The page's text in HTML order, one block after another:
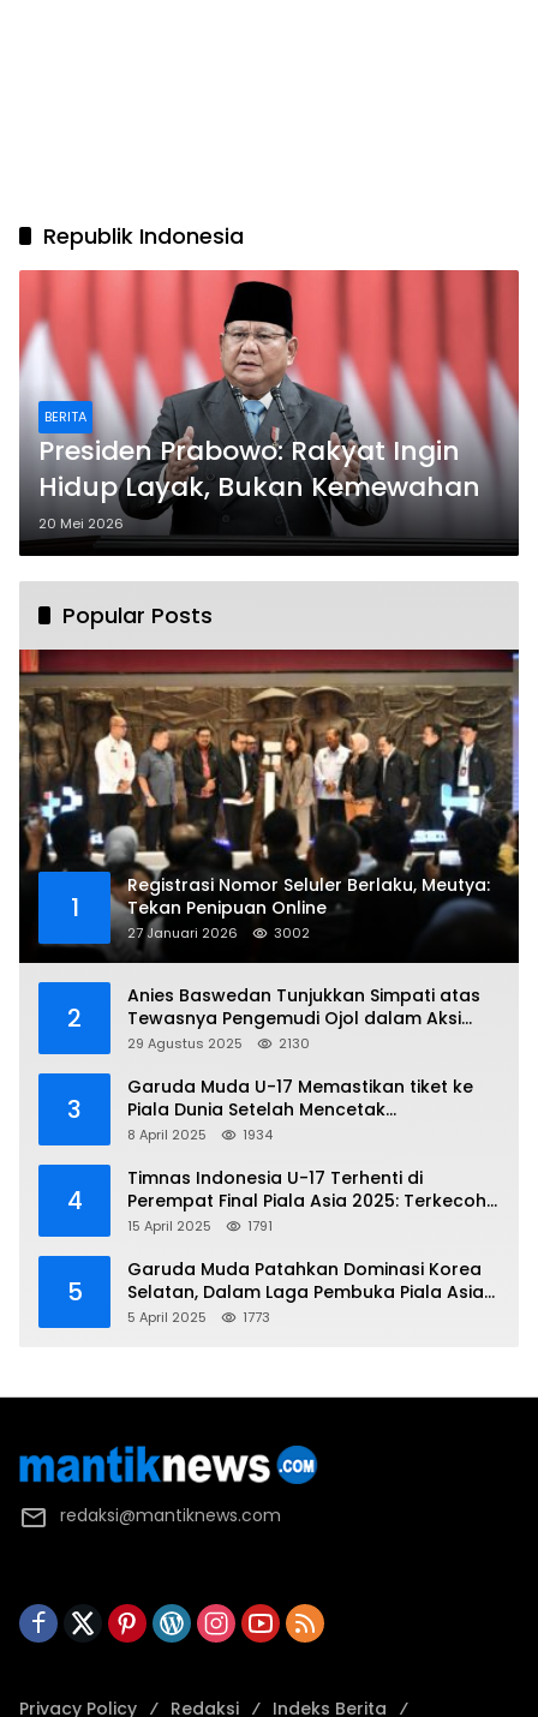
Republik Indonesia
BERITA
Presiden Prabowo: Rakyat Ingin
Hidup Layak, Bukan Kemewahan
20 Mei 2026
Popular Posts
1
Registrasi Nomor Seluler Berlaku, Meutya:
Tekan Penipuan Online
27 Januari 2026 3002
2
Anies Baswedan Tunjukkan Simpati atas
Tewasnya Pengemudi Ojol dalam Aksi
Demo
29 Agustus 2025 2130
3
Garuda Muda U-17 Memastikan tiket ke
Piala Dunia Setelah Mencetak
Kemenangan Gemilang atas Yaman 4-1 di
8 April 2025 1934
4
Timnas Indonesia U-17 Terhenti di
Perempat Final Piala Asia 2025: Terkecoh
Korea Utara
15 April 2025 1791
5
Garuda Muda Patahkan Dominasi Korea
Selatan, Dalam Laga Pembuka Piala Asia
2025 U-17
5 April 2025 1773
redaksi@mantiknews.com
Privacy Policy Redaksi Indeks Berita